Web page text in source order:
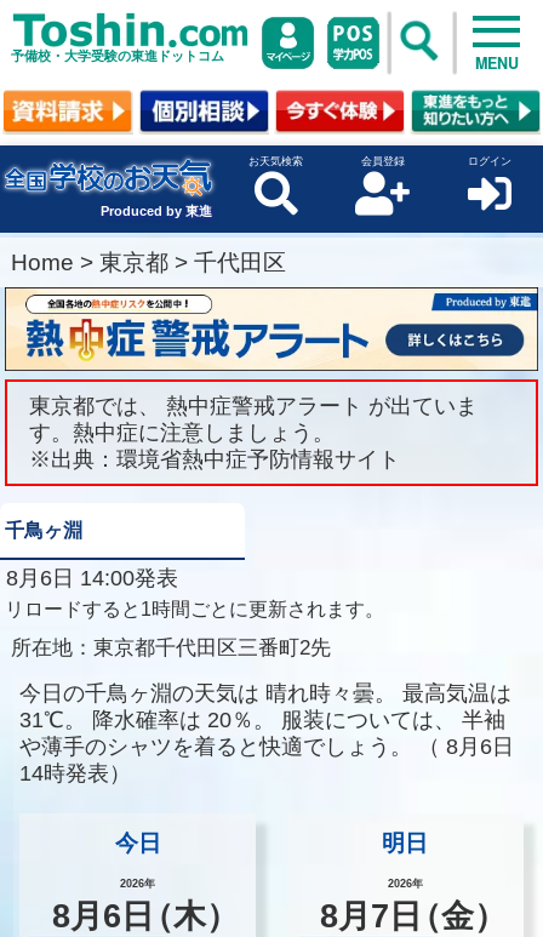
予備校・大学受験の東進ドットコム MENU
Produced by 東進
お天気検索 会員登録 ログイン
Home > 東京都 > 千代田区
東京都では、 熱中症警戒アラート が出ていま
す。熱中症に注意しましょう。
※出典：環境省熱中症予防情報サイト
千鳥ヶ淵
8月6日 14:00発表
リロードすると1時間ごとに更新されます。
所在地： 東京都千代田区三番町2先
今日の千鳥ヶ淵の天気は 晴れ時々曇。
最高気温は
31℃。
降水確率は 20％。 服装については、
半袖
や薄手のシャツを着ると快適でしょう。
（ 8月6日
14時発表）
今日
2026年
8月 6 日（木）
明日
2026年
8月 7 日（金）